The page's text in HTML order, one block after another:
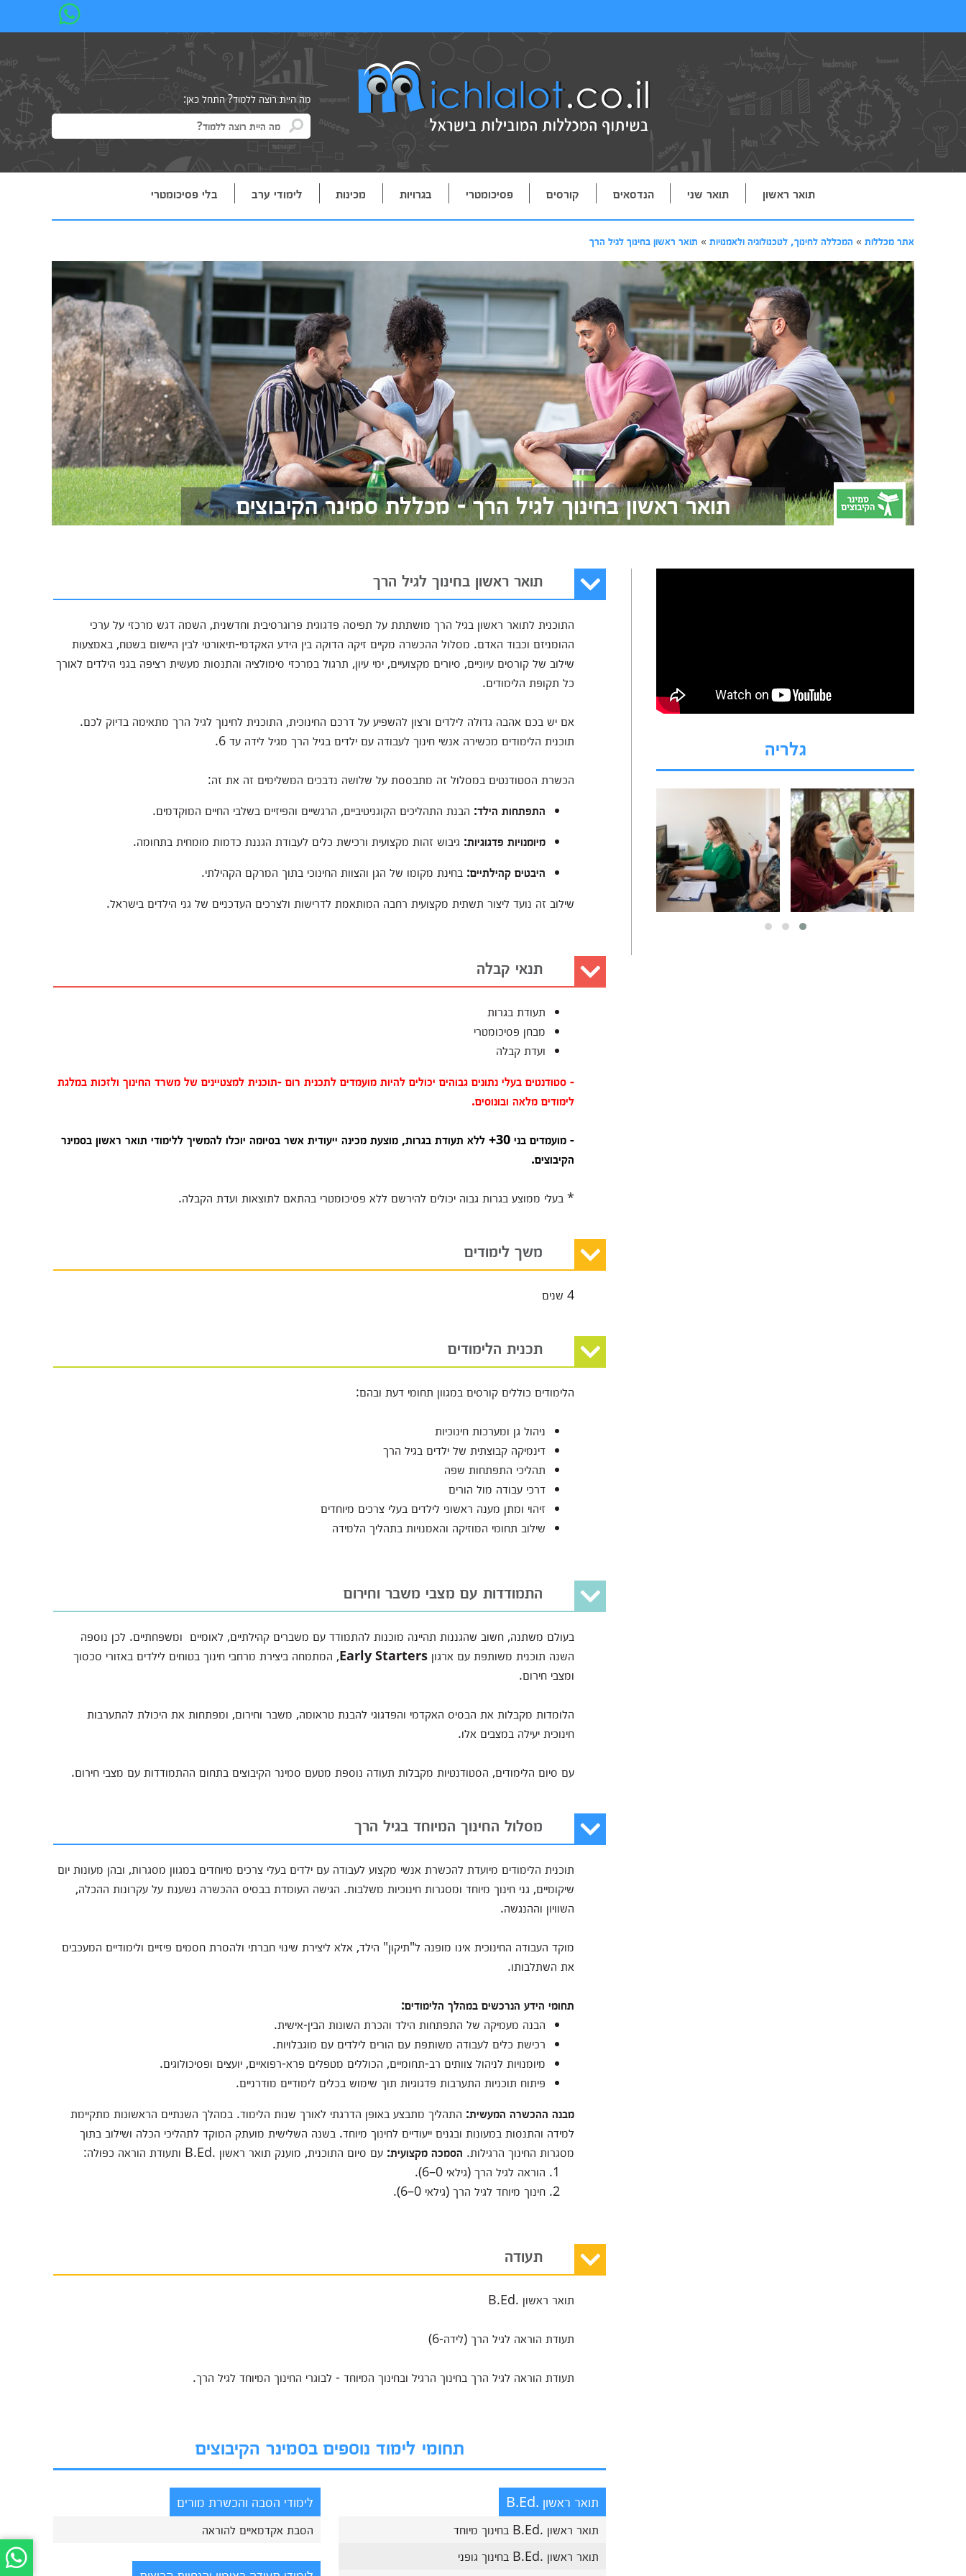
מה היית רוצה ללמוד? התחל כאן:
תואר ראשון תואר שני הנדסאים קורסים פסיכומטרי בגרויות מכינות לימודי ערב בלי פסיכומטרי
אתר מכללות » המכללה לחינוך, לטכנולוגיה ולאמנויות » תואר ראשון בחינוך לגיל הרך
תואר ראשון בחינוך לגיל הרך - מכללת סמינר הקיבוצים
גלריה
תואר ראשון בחינוך לגיל הרך
התוכנית לתואר ראשון בגיל הרך מושתתת על תפיסה פדגוגית פרוגרסיבית וחדשנית, השמה דגש מרכזי על ערכי
ההומניזם וכבוד האדם. מסלול ההכשרה מקיים זיקה הדוקה בין הידע האקדמי-תיאורטי לבין היישום בשטח, באמצעות
שילוב של קורסים עיוניים, סיורים מקצועיים, ימי עיון, תרגול במרכזי סימולציה והתנסות מעשית רציפה בגני הילדים לאורך
כל תקופת הלימודים.
אם יש בכם אהבה גדולה לילדים ורצון להשפיע על דרכם החינוכית, התוכנית לחינוך לגיל הרך מתאימה בדיוק לכם.
תוכנית הלימודים מכשירה אנשי חינוך לעבודה עם ילדים בגיל הרך מגיל לידה עד 6.
הכשרת הסטודנטים במסלול זה מתבססת על שלושה נדבכים המשלימים זה את זה:
התפתחות הילד: הבנת התהליכים הקוגניטיביים, הרגשיים והפיזיים בשלבי החיים המוקדמים.
מיומנויות פדגוגיות: גיבוש זהות מקצועית ורכישת כלים לעבודת הגננת כדמות מומחית בתחומה.
היבטים קהילתיים: בחינת מקומו של הגן והצוות החינוכי בתוך המרקם הקהילתי.
שילוב זה נועד ליצור תשתית מקצועית רחבה המותאמת לדרישות ולצרכים העדכניים של גני הילדים בישראל.
תנאי קבלה
תעודת בגרות
מבחן פסיכומטרי
ועדת קבלה
- סטודנטים בעלי נתונים גבוהים יכולים להיות מועמדים לתכנית רום -תוכנית למצטיינים של משרד החינוך ולזכות במלגת
לימודים מלאה ובונוסים.
- מועמדים בני 30+ ללא תעודת בגרות, מוצעת מכינה ייעודית אשר בסיומה יוכלו להמשיך ללימודי תואר ראשון בסמינר
הקיבוצים.
* בעלי ממוצע בגרות גבוה יכולים להירשם ללא פסיכומטרי בהתאם לתוצאות ועדת הקבלה.
משך לימודים
4 שנים
תכנית הלימודים
הלימודים כוללים קורסים במגוון תחומי דעת ובהם:
ניהול גן ומערכות חינוכיות
דינמיקה קבוצתית של ילדים בגיל הרך
תהליכי התפתחות שפה
דרכי עבודה מול הורים
זיהוי ומתן מענה ראשוני לילדים בעלי צרכים מיוחדים
שילוב תחומי המוזיקה והאמנויות בתהליך הלמידה
התמודדות עם מצבי משבר וחירום
בעולם משתנה, חשוב שהגננות תהיינה מוכנות להתמודד עם משברים קהילתיים, לאומיים ומשפחתיים. לכן נוספה
השנה תוכנית משותפת עם ארגון Early Starters, המתמחה ביצירת מרחבי חינוך בטוחים לילדים באזורי סכסוך
ומצבי חירום.
הלומדות מקבלות את הבסיס האקדמי והפדגוגי להבנת טראומה, משבר וחירום, ומפתחות את היכולת להתערבות
חינוכית יעילה במצבים אלו.
עם סיום הלימודים, הסטודנטיות מקבלות תעודה נוספת מטעם סמינר הקיבוצים בתחום ההתמודדות עם מצבי חירום.
מסלול החינוך המיוחד בגיל הרך
תוכנית הלימודים מיועדת להכשרת אנשי מקצוע לעבודה עם ילדים בעלי צרכים מיוחדים במגוון מסגרות, ובהן מעונות יום
שיקומיים, גני חינוך מיוחד ומסגרות חינוכיות משלבות. הגישה העומדת בבסיס ההכשרה נשענת על עקרונות ההכלה,
השוויון וההנגשה.
מוקד העבודה החינוכית אינו מופנה ל"תיקון" הילד, אלא ליצירת שינוי חברתי ולהסרת חסמים פיזיים ולימודיים המעכבים
את השתלבותו.
תחומי הידע הנרכשים במהלך הלימודים:
הבנה מעמיקה של התפתחות הילד והכרת השונות הבין-אישית.
רכישת כלים לעבודה משותפת עם הורים לילדים עם מוגבלויות.
מיומנויות לניהול צוותים רב-תחומיים, הכוללים מטפלים פרא-רפואיים, יועצים ופסיכולוגים.
פיתוח תוכניות התערבות פדגוגיות תוך שימוש בכלים לימודיים מודרניים.
מבנה ההכשרה המעשית: התהליך מתבצע באופן הדרגתי לאורך שנות הלימוד. במהלך השנתיים הראשונות מתקיימת
למידה והתנסות במעונות ובגנים ייעודיים לחינוך מיוחד. בשנה השלישית מועתק המוקד לתהליכי הכלה ושילוב בתוך
מסגרות החינוך הרגילות. הסמכה מקצועית: עם סיום התוכנית, מוענק תואר ראשון .B.Ed ותעודת הוראה כפולה:
הוראה לגיל הרך (גילאי 0–6).
חינוך מיוחד לגיל הרך (גילאי 0–6).
תעודה
תואר ראשון .B.Ed
תעודת הוראה לגיל הרך (לידה-6)
תעודת הוראה לגיל הרך בחינוך הרגיל ובחינוך המיוחד - לבוגרי החינוך המיוחד לגיל הרך.
תחומי לימוד נוספים בסמינר הקיבוצים
תואר ראשון .B.Ed
תואר ראשון .B.Ed בחינוך מיוחד
תואר ראשון .B.Ed בחינוך גופני
לימודי הסבה והכשרת מורים
הסבת אקדמאיים להוראה